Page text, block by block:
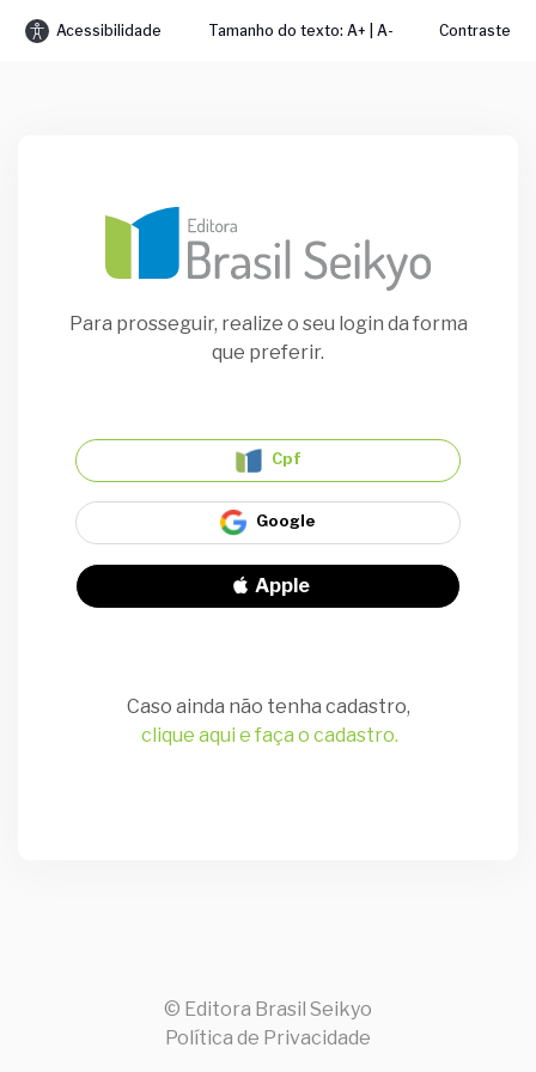
Acessibilidade Tamanho do texto: A+ | A- Contraste
Para prosseguir, realize o seu login da forma
que preferir.
Cpf
Google
Apple
Caso ainda não tenha cadastro,
clique aqui e faça o cadastro.
© Editora Brasil Seikyo
Política de Privacidade